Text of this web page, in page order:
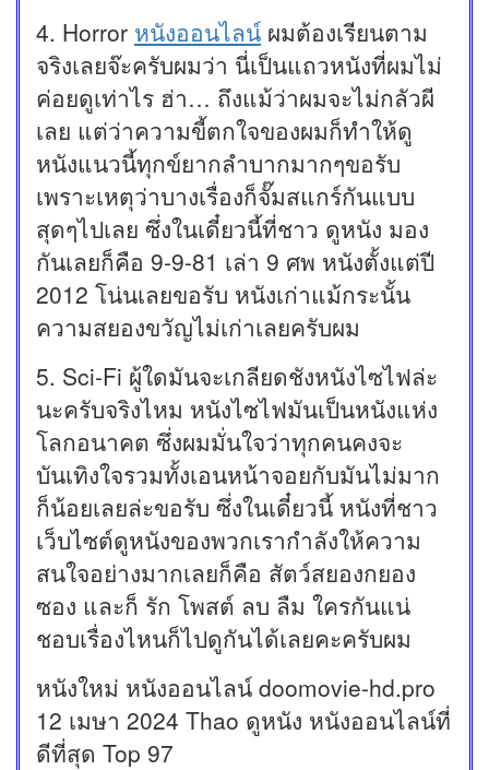
4. Horror หนังออนไลน์ ผมต้องเรียนตาม
จริงเลยจ๊ะครับผมว่า นี่เป็นแถวหนังที่ผมไม่
ค่อยดูเท่าไร ฮ่า… ถึงแม้ว่าผมจะไม่กลัวผี
เลย แต่ว่าความขี้ตกใจของผมก็ทำให้ดู
หนังแนวนี้ทุกข์ยากลำบากมากๆขอรับ
เพราะเหตุว่าบางเรื่องก็จั๊มสแกร์กันแบบ
สุดๆไปเลย ซึ่งในเดี๋ยวนี้ที่ชาว ดูหนัง มอง
กันเลยก็คือ 9-9-81 เล่า 9 ศพ หนังตั้งแต่ปี
2012 โน่นเลยขอรับ หนังเก่าแม้กระนั้น
ความสยองขวัญไม่เก่าเลยครับผม
5. Sci-Fi ผู้ใดมันจะเกลียดชังหนังไซไฟล่ะ
นะครับจริงไหม หนังไซไฟมันเป็นหนังแห่ง
โลกอนาคต ซึ่งผมมั่นใจว่าทุกคนคงจะ
บันเทิงใจรวมทั้งเอนหน้าจอยกับมันไม่มาก
ก็น้อยเลยล่ะขอรับ ซึ่งในเดี๋ยวนี้ หนังที่ชาว
เว็บไซต์ดูหนังของพวกเรากำลังให้ความ
สนใจอย่างมากเลยก็คือ สัตว์สยองกยอง
ซอง และก็ รัก โพสต์ ลบ ลืม ใครกันแน่
ชอบเรื่องไหนก็ไปดูกันได้เลยคะครับผม
หนังใหม่ หนังออนไลน์ doomovie-hd.pro
12 เมษา 2024 Thao ดูหนัง หนังออนไลน์ที่
ดีที่สุด Top 97